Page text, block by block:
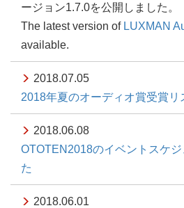
ージョン1.7.0を公開しました。
The latest version of LUXMAN
available.
2018.07.05
2018年夏のオーディオ賞受賞リ
2018.06.08
OTOTEN2018のイベントスケ
た
2018.06.01